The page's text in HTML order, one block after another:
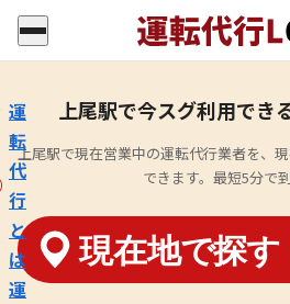
運
転
代
行
と
は
運
上尾駅で今スグ利用でき
上尾駅で現在営業中の運転代行業者を、
できます。最短5分で